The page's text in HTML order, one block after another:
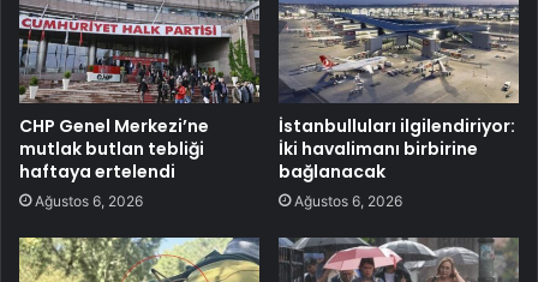
CHP Genel Merkezi’ne
mutlak butlan tebliği
haftaya ertelendi
Ağustos 6, 2026
İstanbulluları ilgilendiriyor:
İki havalimanı birbirine
bağlanacak
Ağustos 6, 2026